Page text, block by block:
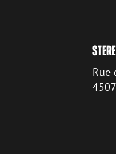
Rue